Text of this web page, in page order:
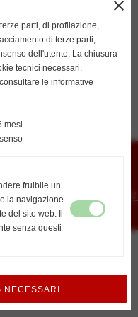
usata per esprimere il
essere sportivi significa
le sconfitte, che
dedicano alla crescita
con passione alla
bambino. I ragazzi
cognitive, affettive e
- Orlando Alberto 3488502172
siti web www.sitoper.it
close
parti, di profilazione,
di terze parti,
dell'utente. La chiusura
tecnici necessari.
le informative
mesi.
fruibile un
la navigazione
del sito web. Il
senza questi